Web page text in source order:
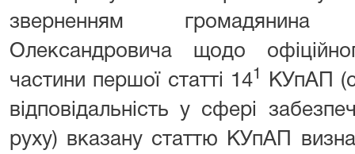
зверненням громадянина
Олександровича щодо
частини першої статті 141
КУпАП
відповідальність у сфері
руху) вказану статтю КУпАП